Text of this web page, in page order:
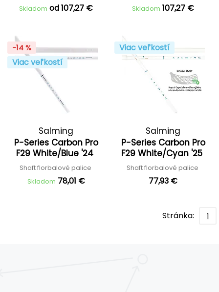
Skladom od 107,27 €
Skladom 107,27 €
-14 %
Viac veľkostí
Salming
P-Series Carbon Pro
F29 White/Blue '24
Shaft florbalové palice
Skladom 78,01 €
Viac veľkostí
Salming
P-Series Carbon Pro
F29 White/Cyan '25
Shaft florbalové palice
77,93 €
Stránka: 1